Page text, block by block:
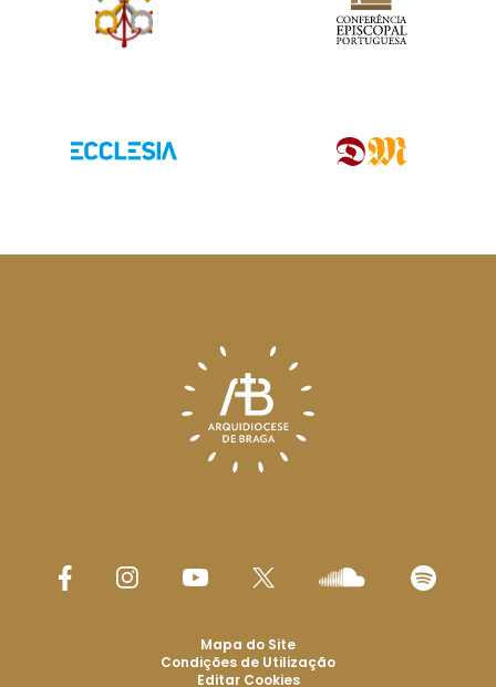
Mapa do Site
Condições de Utilização
Editar Cookies